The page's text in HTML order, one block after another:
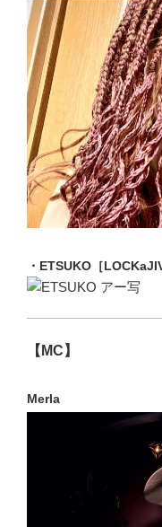
・ETSUKO［
【MC】
Merla